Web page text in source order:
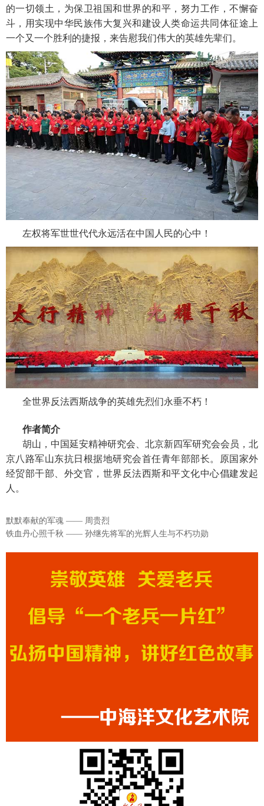
的一切领土，为保卫祖国和世界的和平，努力工作，不懈奋
斗，用实现中华民族伟大复兴和建设人类命运共同体征途上
一个又一个胜利的捷报，来告慰我们伟大的英雄先辈们。
左权将军世世代代永远活在中国人民的心中！
全世界反法西斯战争的英雄先烈们永垂不朽！
作者简介
胡山，中国延安精神研究会、北京新四军研究会会员，北
京八路军山东抗日根据地研究会首任青年部部长。原国家外
经贸部干部、外交官，世界反法西斯和平文化中心倡建发起
人。
默默奉献的军魂 —— 周贵烈
铁血丹心照千秋 —— 孙继先将军的光辉人生与不朽功勋